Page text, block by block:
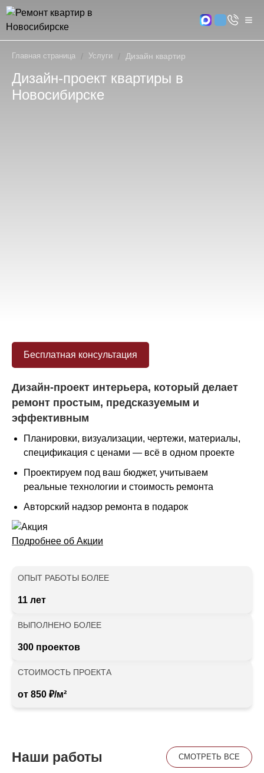
Главная страница / Услуги / Дизайн квартир
Дизайн-проект квартиры в
Новосибирске
Бесплатная консультация
Дизайн-проект интерьера, который делает
ремонт простым, предсказуемым и
эффективным
Планировки, визуализации, чертежи, материалы,
спецификация с ценами — всё в одном проекте
Проектируем под ваш бюджет, учитываем
реальные технологии и стоимость ремонта
Авторский надзор ремонта в подарок
Подробнее об Акции
ОПЫТ РАБОТЫ БОЛЕЕ
11 лет
ВЫПОЛНЕНО БОЛЕЕ
300 проектов
СТОИМОСТЬ ПРОЕКТА
от 850 ₽/м²
Наши работы СМОТРЕТЬ ВСЕ